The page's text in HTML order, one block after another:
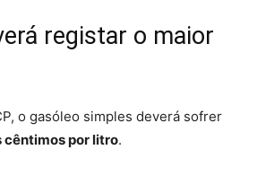
registar o maior
o gasóleo simples deverá sofrer
cêntimos por litro.